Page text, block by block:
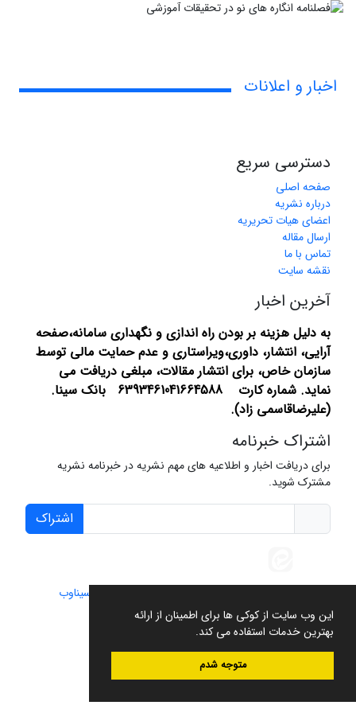
این وب سایت از کوکی ها برای اطمینان از ارائه
بهترین خدمات استفاده می کند.
متوجه شدم
اخبار و اعلانات
دسترسی سریع
صفحه اصلی
درباره نشریه
اعضای هیات تحریریه
ارسال مقاله
تماس با ما
نقشه سایت
آخرین اخبار
به دلیل هزینه بر بودن راه اندازی و نگهداری سامانه،صفحه
آرایی، انتشار، داوری،ویراستاری و عدم حمایت مالی توسط
سازمان خاص، برای انتشار مقالات، مبلغی دریافت می
نماید.
شماره کارت 6393461041664588 بانک سینا.
(علیرضاقاسمی زاد).
اشتراک خبرنامه
برای دریافت اخبار و اطلاعیه های مهم نشریه در خبرنامه نشریه
مشترک شوید.
اشتراک
سیناوب